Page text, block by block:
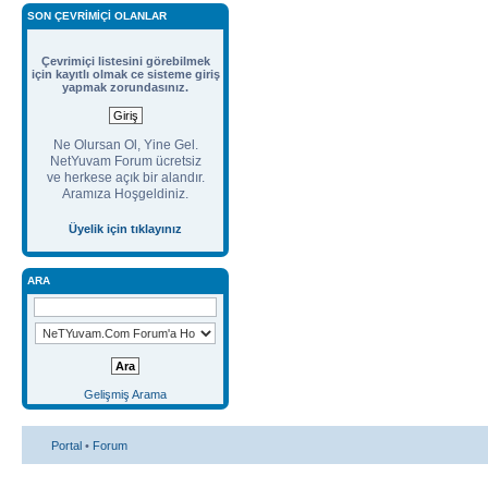
SON ÇEVRIMIÇI OLANLAR
Çevrimiçi listesini görebilmek
için kayıtlı olmak ce sisteme giriş
yapmak zorundasınız.
Ne Olursan Ol, Yine Gel.
NetYuvam Forum ücretsiz
ve herkese açık bir alandır.
Aramıza Hoşgeldiniz.
Üyelik için tıklayınız
ARA
Gelişmiş Arama
Portal • Forum